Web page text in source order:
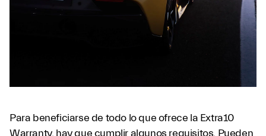
Para beneficiarse de todo lo que ofrece la Extra10
Warranty, hay que cumplir algunos requisitos. Pueden